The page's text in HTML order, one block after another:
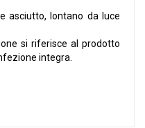
asciutto, lontano da luce
si riferisce al prodotto
integra.